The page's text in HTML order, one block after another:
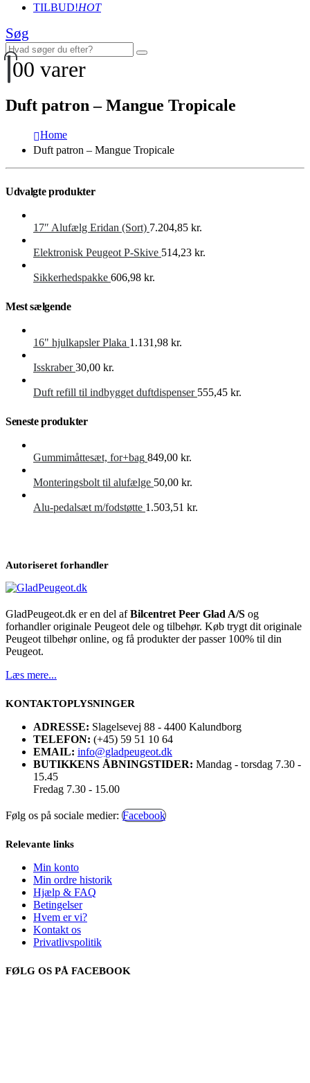
TILBUD!HOT
Søg
00 varer
Duft patron – Mangue Tropicale
Home
Duft patron – Mangue Tropicale
Udvalgte produkter
17″ Alufælg Eridan (Sort) 7.204,85 kr.
Elektronisk Peugeot P-Skive 514,23 kr.
Sikkerhedspakke 606,98 kr.
Mest sælgende
16" hjulkapsler Plaka 1.131,98 kr.
Isskraber 30,00 kr.
Duft refill til indbygget duftdispenser 555,45 kr.
Seneste produkter
Gummimåttesæt, for+bag 849,00 kr.
Monteringsbolt til alufælge 50,00 kr.
Alu-pedalsæt m/fodstøtte 1.503,51 kr.
Autoriseret forhandler
GladPeugeot.dk er en del afBilcentret Peer Glad A/S og
forhandler originale Peugeot dele og tilbehør. Køb trygt dit originale
Peugeot tilbehør online, og få produkter der passer 100% til din
Peugeot.
Læs mere...
KONTAKTOPLYSNINGER
ADRESSE: Slagelsevej 88 - 4400 Kalundborg
TELEFON: (+45) 59 51 10 64
EMAIL: info@gladpeugeot.dk
BUTIKKENS ÅBNINGSTIDER: Mandag - torsdag 7.30 -
15.45
Fredag 7.30 - 15.00
Følg os på sociale medier: Facebook
Relevante links
Min konto
Min ordre historik
Hjælp & FAQ
Betingelser
Hvem er vi?
Kontakt os
Privatlivspolitik
FØLG OS PÅ FACEBOOK